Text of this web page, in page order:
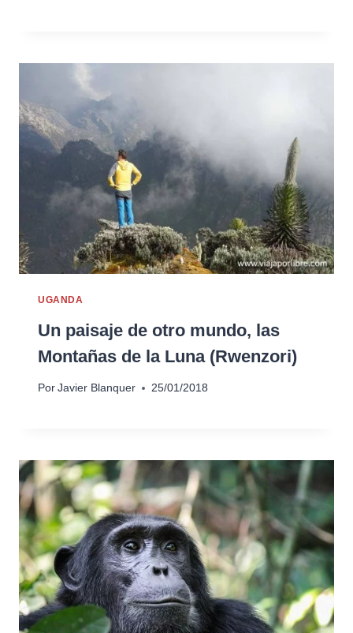
UGANDA
Un paisaje de otro mundo, las
Montañas de la Luna (Rwenzori)
Por Javier Blanquer 25/01/2018